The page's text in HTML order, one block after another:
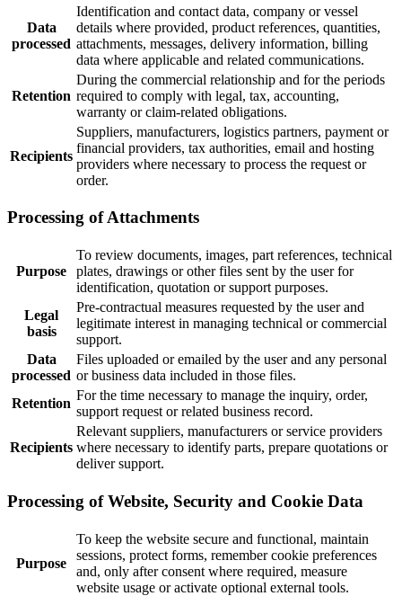
Data
processed
Identification and contact data, company or vessel
details where provided, product references, quantities,
attachments, messages, delivery information, billing
data where applicable and related communications.
Retention
During the commercial relationship and for the periods
required to comply with legal, tax, accounting,
warranty or claim-related obligations.
Recipients
Suppliers, manufacturers, logistics partners, payment or
financial providers, tax authorities, email and hosting
providers where necessary to process the request or
order.
Processing of Attachments
Purpose
To review documents, images, part references, technical
plates, drawings or other files sent by the user for
identification, quotation or support purposes.
Legal
basis
Pre-contractual measures requested by the user and
legitimate interest in managing technical or commercial
support.
Data
processed
Files uploaded or emailed by the user and any personal
or business data included in those files.
Retention
For the time necessary to manage the inquiry, order,
support request or related business record.
Recipients
Relevant suppliers, manufacturers or service providers
where necessary to identify parts, prepare quotations or
deliver support.
Processing of Website, Security and Cookie Data
Purpose
To keep the website secure and functional, maintain
sessions, protect forms, remember cookie preferences
and, only after consent where required, measure
website usage or activate optional external tools.